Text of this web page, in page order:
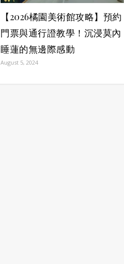
【2026橘園美術館攻略】預約
門票與通行證教學！沉浸莫內
睡蓮的無邊際感動
August 5, 2024